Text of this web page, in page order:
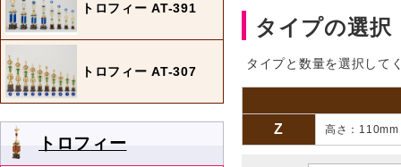
タイプの選択
タイプと数量を選択して
Z 高さ：
トロフィー AT-391
トロフィー AT-307
トロフィー